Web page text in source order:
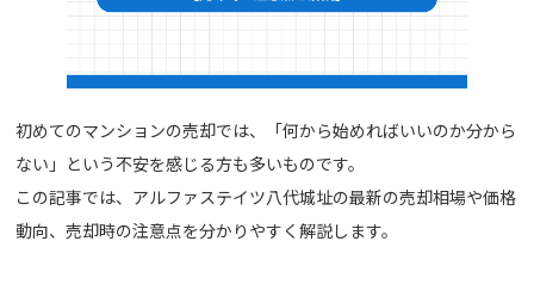
初めてのマンションの売却では、「何から始めればいいのか分から
ない」という不安を感じる方も多いものです。
この記事では、アルファステイツ八代城址の最新の売却相場や価格
動向、売却時の注意点を分かりやすく解説します。